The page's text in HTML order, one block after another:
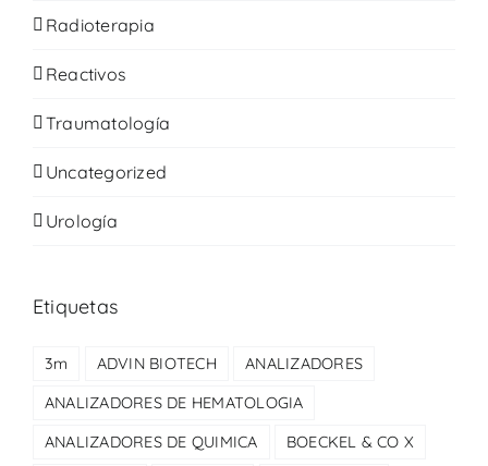
Radioterapia
Reactivos
Traumatología
Uncategorized
Urología
Etiquetas
3m ADVIN BIOTECH
ANALIZADORES
ANALIZADORES DE HEMATOLOGIA
ANALIZADORES DE QUIMICA
BOECKEL & CO X